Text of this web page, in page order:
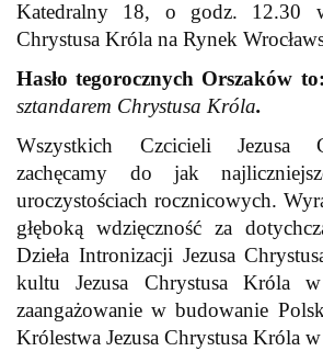
Katedralny 18, o godz. 12.30
Chrystusa Króla na Rynek
Hasło tegorocznych Orszaków to:
sztandarem Chrystusa Króla.
Wszystkich Czcicieli Jezusa
zachęcamy do jak
uroczystościach rocznicowych.
głęboką wdzięczność za
Dzieła Intronizacji Jezusa
kultu Jezusa Chrystusa Króla
zaangażowanie w budowanie
Królestwa Jezusa Chrystusa Króla